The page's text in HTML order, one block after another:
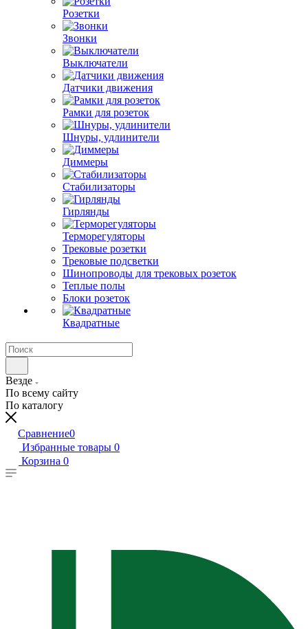
Розетки
Звонки
Выключатели
Датчики движения
Рамки для розеток
Шнуры, удлинители
Диммеры
Стабилизаторы
Гирлянды
Терморегуляторы
Трековые розетки
Трековые подсветки
Шинопроводы для трековых розеток
Теплые полы
Блоки розеток
Квадратные
Везде
По всему сайту
По каталогу
Сравнение0
Избранные товары 0
Корзина 0